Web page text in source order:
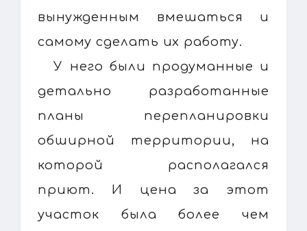
вынужденным вмешаться и
самому сделать их работу.
У него были продуманные и
детально разработанные
планы перепланировки
обширной территории, на
которой располагался
приют. И цена за этот
участок была более чем